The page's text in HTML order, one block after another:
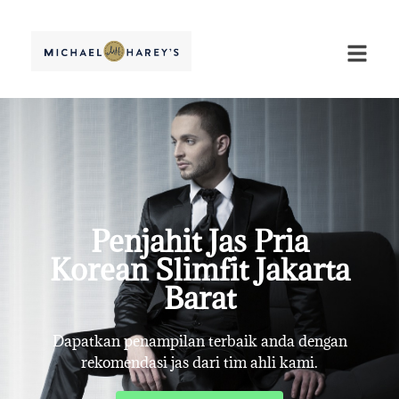
Penjahit Jas Pria
Korean Slimfit Jakarta
Barat
Dapatkan penampilan terbaik anda dengan
rekomendasi jas dari tim ahli kami.